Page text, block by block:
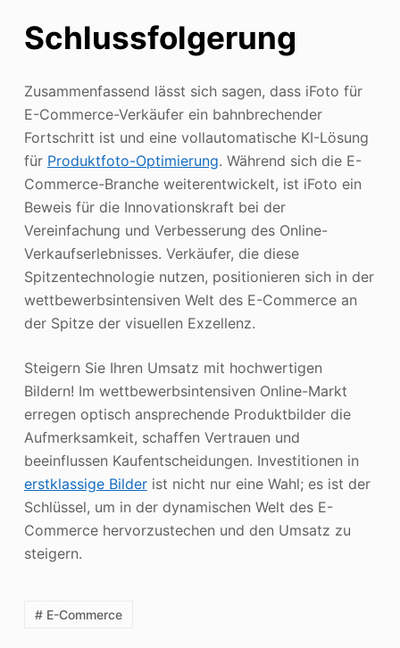
Schlussfolgerung
Zusammenfassend lässt sich sagen, dass iFoto für
E-Commerce-Verkäufer ein bahnbrechender
Fortschritt ist und eine vollautomatische KI-Lösung
für Produktfoto-Optimierung. Während sich die E-
Commerce-Branche weiterentwickelt, ist iFoto ein
Beweis für die Innovationskraft bei der
Vereinfachung und Verbesserung des Online-
Verkaufserlebnisses. Verkäufer, die diese
Spitzentechnologie nutzen, positionieren sich in der
wettbewerbsintensiven Welt des E-Commerce an
der Spitze der visuellen Exzellenz.
Steigern Sie Ihren Umsatz mit hochwertigen
Bildern! Im wettbewerbsintensiven Online-Markt
erregen optisch ansprechende Produktbilder die
Aufmerksamkeit, schaffen Vertrauen und
beeinflussen Kaufentscheidungen. Investitionen in
erstklassige Bilderist nicht nur eine Wahl; es ist der
Schlüssel, um in der dynamischen Welt des E-
Commerce hervorzustechen und den Umsatz zu
steigern.
# E-Commerce